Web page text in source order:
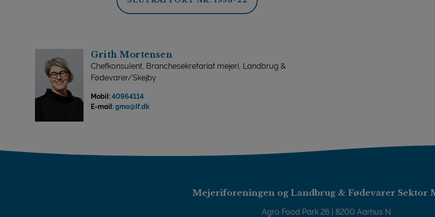
Grith Mortensen
Chefkonsulent, Branchesekretariat mejeri, Landbrug &
Fødevarer/Skejby
Mobil:40964114
E-mail:gmo@lf.dk
Mejeriforeningen og Landbrug & Fødevarer Sektor
Agro Food Park 26 | 8200 Aarhus N